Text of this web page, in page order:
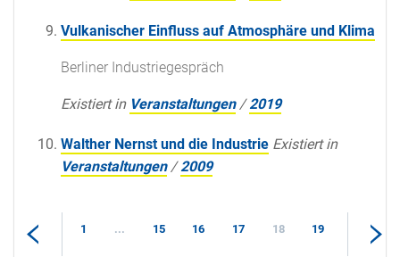
Vulkanischer Einfluss auf Atmosphäre und Klima
Berliner Industriegespräch
Existiert in Veranstaltungen /2019
Walther Nernst und die Industrie Existiert in
Veranstaltungen /2009
1 ... 15 16 17 18 19